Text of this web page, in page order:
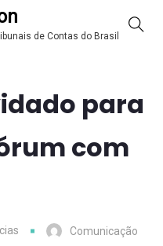
de Contas do Brasil
para
com
Comunicação